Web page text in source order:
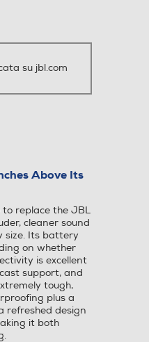
su jbl.com
Above Its
to replace the JBL
cleaner sound
size. Its battery
on whether
is excellent
support, and
tough,
plus a
refreshed design
it both